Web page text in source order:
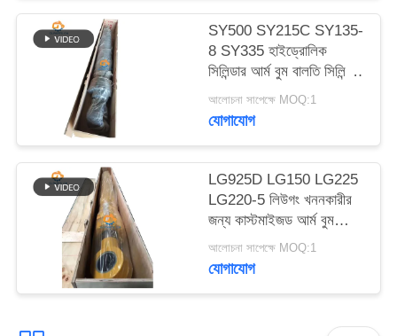
গোপনীয়তা
নীতি
SY500 SY215C SY135-
8 SY335 হাইড্রোলিক
সিলিন্ডার আর্ম বুম বালতি সিলিন্ডার
খননকারীর উপর
আলোচনা সাপেক্ষে MOQ:1
যোগাযোগ
LG925D LG150 LG225
LG220-5 লিউগং খননকারীর
জন্য কাস্টমাইজড আর্ম বুম
বালতি হাইড্রোলিক সিলিন্ডার
আলোচনা সাপেক্ষে MOQ:1
যোগাযোগ